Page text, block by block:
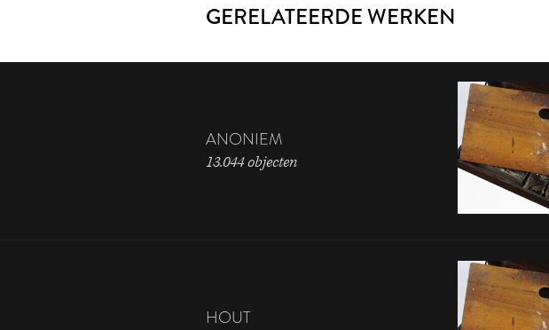
GERELATEERDE WERKEN
ANONIEM
13.044 objecten
HOUT